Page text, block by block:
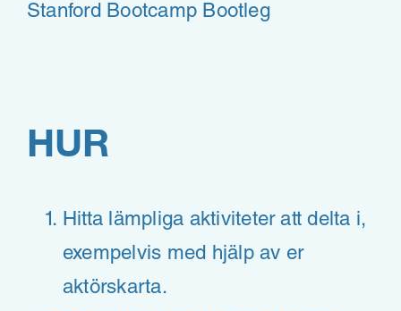
Stanford Bootcamp Bootleg
HUR
Hitta lämpliga aktiviteter att delta i,
exempelvis med hjälp av er
aktörskarta.